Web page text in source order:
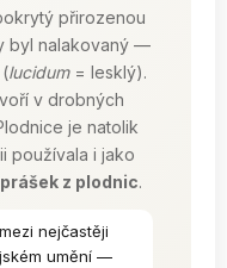
přirozenou
byl nalakovaný —
lucidum= lesklý).
v drobných
je natolik
používala i jako
prášek z plodnic.
nejčastěji
umění —